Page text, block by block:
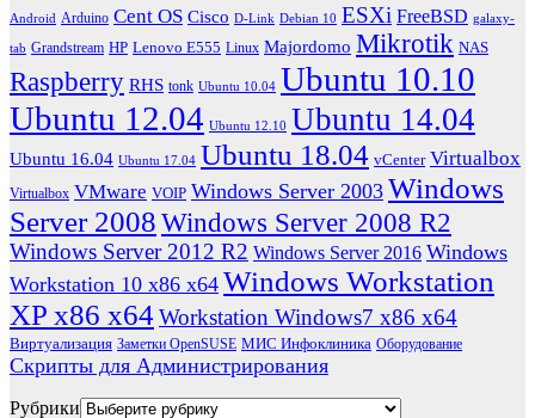
Android Arduino Cent OS Cisco D-Link Debian 10 ESXi FreeBSD galaxy-
tab Grandstream HP Lenovo E555 Linux Majordomo Mikrotik NAS
Raspberry RHS tonk Ubuntu 10.04 Ubuntu 10.10
Ubuntu 12.04 Ubuntu 12.10 Ubuntu 14.04
Ubuntu 16.04 Ubuntu 17.04 Ubuntu 18.04 vCenter Virtualbox
Virtualbox VMware VOIP Windows Server 2003 Windows
Server 2008 Windows Server 2008 R2
Windows Server 2012 R2 Windows Server 2016 Windows
Workstation 10 x86 x64 Windows Workstation
XP x86 x64Workstation Windows7 x86 x64
Виртуализация Заметки OpenSUSE МИС Инфоклиника Оборудование
Скрипты для Администрирования
Рубрики